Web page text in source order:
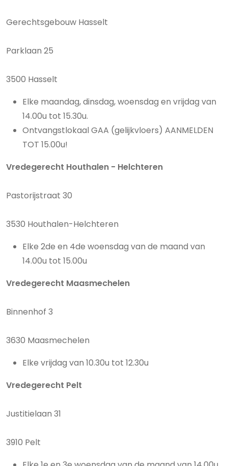
Gerechtsgebouw Hasselt
Parklaan 25
3500 Hasselt
Elke maandag, dinsdag, woensdag en vrijdag van
14.00u tot 15.30u.
Ontvangstlokaal GAA (gelijkvloers) AANMELDEN
TOT 15.00u!
Vredegerecht Houthalen - Helchteren
Pastorijstraat 30
3530 Houthalen-Helchteren
Elke 2de en 4de woensdag van de maand van
14.00u tot 15.00u
Vredegerecht Maasmechelen
Binnenhof 3
3630 Maasmechelen
Elke vrijdag van 10.30u tot 12.30u
Vredegerecht Pelt
Justitielaan 31
3910 Pelt